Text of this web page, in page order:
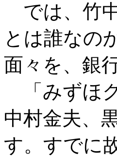
では、竹
とは誰なの
面々を、銀
「みずほ
中村金夫、
す。すでに